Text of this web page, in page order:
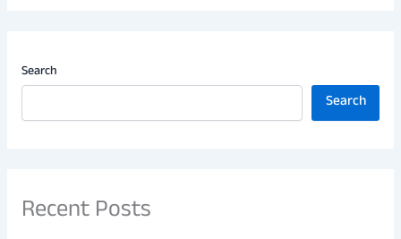
Search
Search
Recent Posts